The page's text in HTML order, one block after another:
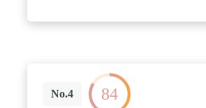
No.4 84